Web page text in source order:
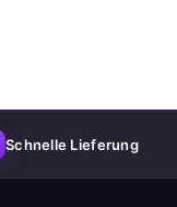
Schnelle Lieferung